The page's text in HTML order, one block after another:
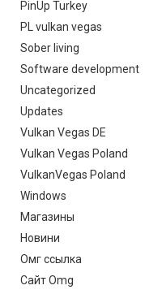
PinUp Turkey
PL vulkan vegas
Sober living
Software development
Uncategorized
Updates
Vulkan Vegas DE
Vulkan Vegas Poland
VulkanVegas Poland
Windows
Магазины
Новини
Омг ссылка
Сайт Omg